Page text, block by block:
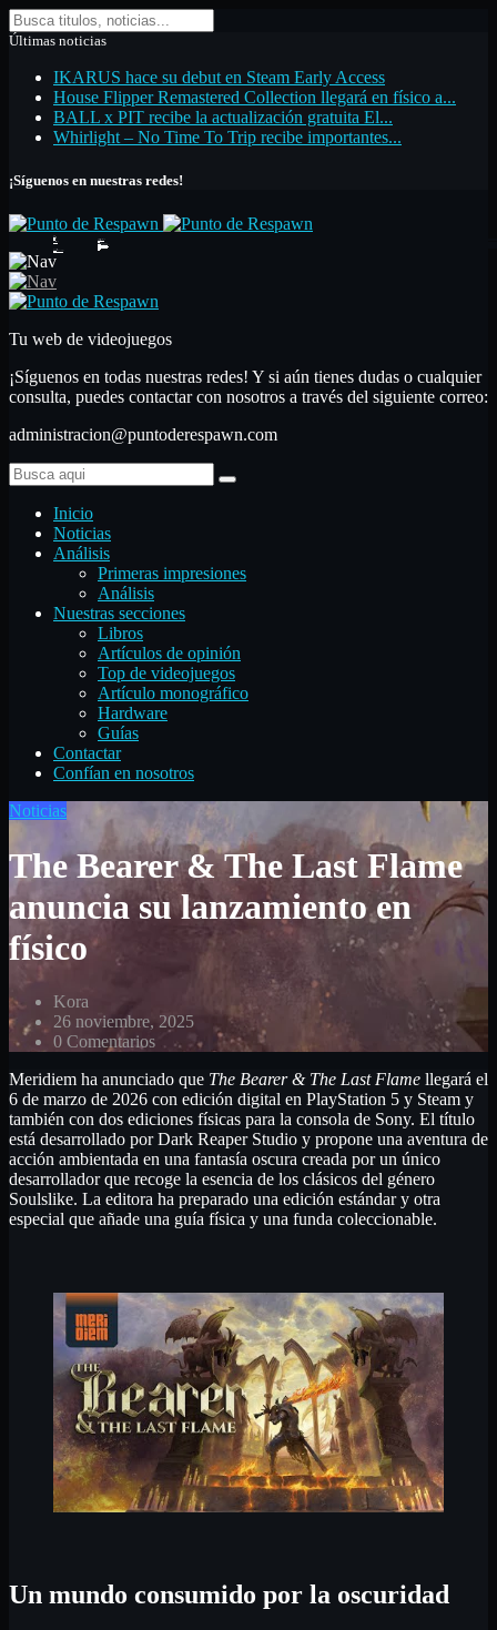
Últimas noticias
IKARUS hace su debut en Steam Early Access
House Flipper Remastered Collection llegará en físico a...
BALL x PIT recibe la actualización gratuita El...
Whirlight – No Time To Trip recibe importantes...
¡Síguenos en nuestras redes!
Tu web de videojuegos
¡Síguenos en todas nuestras redes! Y si aún tienes dudas o cualquier
consulta, puedes contactar con nosotros a través del siguiente correo:
administracion@puntoderespawn.com
Inicio
Noticias
Análisis
Primeras impresiones
Análisis
Nuestras secciones
Libros
Artículos de opinión
Top de videojuegos
Artículo monográfico
Hardware
Guías
Contactar
Confían en nosotros
Noticias
The Bearer & The Last Flame
anuncia su lanzamiento en
físico
Kora
26 noviembre, 2025
0 Comentarios
Meridiem ha anunciado que The Bearer & The Last Flame llegará el
6 de marzo de 2026 con edición digital en PlayStation 5 y Steam y
también con dos ediciones físicas para la consola de Sony. El título
está desarrollado por Dark Reaper Studio y propone una aventura de
acción ambientada en una fantasía oscura creada por un único
desarrollador que recoge la esencia de los clásicos del género
Soulslike. La editora ha preparado una edición estándar y otra
especial que añade una guía física y una funda coleccionable.
Un mundo consumido por la oscuridad